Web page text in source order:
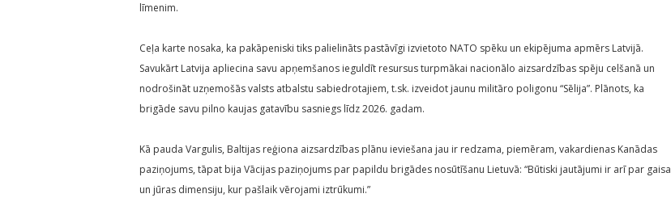
līmenim.
Ceļa karte nosaka, ka pakāpeniski tiks palielināts pastāvīgi izvietoto NATO spēku un ekipējuma apmērs Latvijā.
Savukārt Latvija apliecina savu apņemšanos ieguldīt resursus turpmākai nacionālo aizsardzības spēju celšanā un
nodrošināt uzņemošās valsts atbalstu sabiedrotajiem, t.sk. izveidot jaunu militāro poligonu “Sēlija”. Plānots, ka
brigāde savu pilno kaujas gatavību sasniegs līdz 2026. gadam.
Kā pauda Vargulis, Baltijas reģiona aizsardzības plānu ieviešana jau ir redzama, piemēram, vakardienas Kanādas
paziņojums, tāpat bija Vācijas paziņojums par papildu brigādes nosūtīšanu Lietuvā: “Būtiski jautājumi ir arī par gaisa
un jūras dimensiju, kur pašlaik vērojami iztrūkumi.”